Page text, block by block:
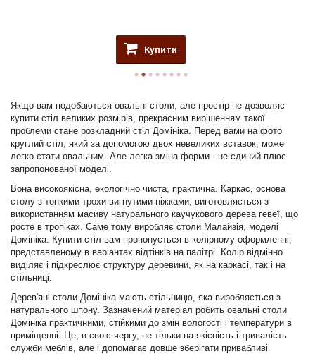
Купити
Якщо вам подобаються овальні столи, але простір не дозволяє
купити стіл великих розмірів, прекрасним вирішенням такої
проблеми стане розкладний стіл Домініка. Перед вами на фото
круглий стіл, який за допомогою двох невеликих вставок, може
легко стати овальним. Але легка зміна форми - не єдиний плюс
запропонованої моделі.
Вона високоякісна, екологічно чиста, практична. Каркас, основа
столу з тонкими трохи вигнутими ніжками, виготовляється з
використанням масиву натурального каучукового дерева гевеї, що
росте в тропіках. Саме тому виробляє столи Малайзія, моделі
Домініка. Купити стіл вам пропонується в колірному оформленні,
представленому в варіантах відтінків на палітрі. Колір відмінно
виділяє і підкреслює структуру деревини, як на каркасі, так і на
стільниці.
Дерев'яні столи Домініка мають стільницю, яка виробляється з
натурального шпону. Зазначений матеріал робить овальні столи
Домініка практичними, стійкими до змін вологості і температури в
приміщенні. Це, в свою чергу, не тільки на якісність і тривалість
служби меблів, але і допомагає довше зберігати привабливі